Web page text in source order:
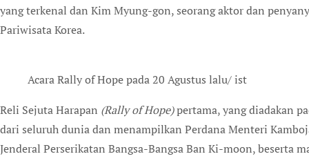
yang terkenal dan Kim Myung-gon, seorang aktor dan
Pariwisata Korea.
Acara Rally of Hope pada 20 Agustus lalu/ ist
Reli Sejuta Harapan (Rally of Hope)pertama, yang diadakan
dari seluruh dunia dan menampilkan Perdana Menteri
Jenderal Perserikatan Bangsa-Bangsa Ban Ki-moon, beserta